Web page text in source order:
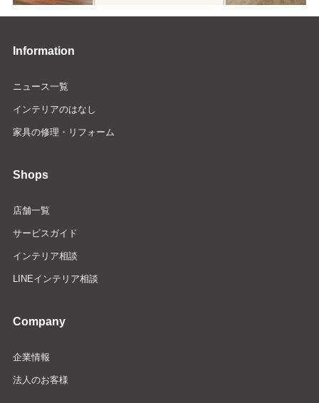
Information
ニュース一覧
インテリアのはなし
家具の修理・リフォーム
Shops
店舗一覧
サービスガイド
インテリア相談
LINEインテリア相談
Company
企業情報
法人のお客様